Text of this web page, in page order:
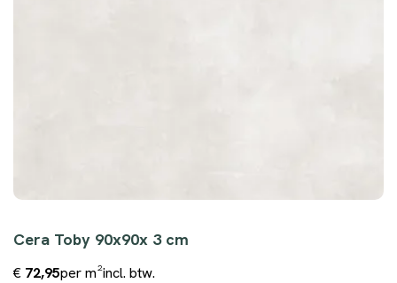
Cera Toby 90x90x 3 cm
€ 72,95per m²incl. btw.